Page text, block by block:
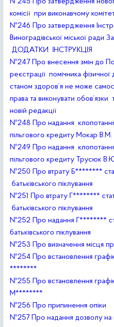
комісії при виконавчому
№246 Про затвердження
Виноградівської міської ради
ДОДАТКИ
ІНСТРУКЦІЯ
№247 Про внесення змін до
реєстрації помічника фізичної
станом здоров’я не може
права та виконувати
новій редакції
№248 Про надання
пільгового кредиту Мокар В.М.
№249 Про надання
пільгового кредиту Трусюк
№250 Про втрату Б********
батьківського піклування
№251 Про втрату Г********
батьківського піклування
№252 Про надання Г********
батьківського піклування
№253 Про визначення місця
№254 Про встановлення
********
№255 Про встановлення
М********
№256 Про припинення опіки
№257 Про надання дозволу на